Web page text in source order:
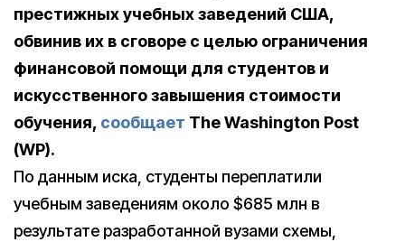
престижных учебных заведений США,
обвинив их в сговоре с целью ограничения
финансовой помощи для студентов и
искусственного завышения стоимости
обучения, сообщает The Washington Post
(WP).
По данным иска, студенты переплатили
учебным заведениям около $685 млн в
результате разработанной вузами схемы,